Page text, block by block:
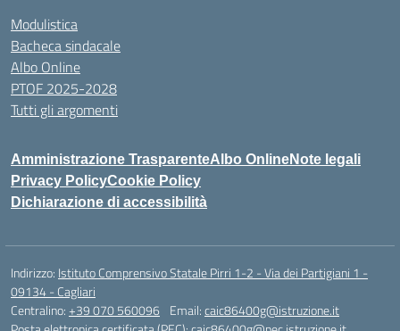
Modulistica
Bacheca sindacale
Albo Online
PTOF 2025-2028
Tutti gli argomenti
Amministrazione TrasparenteAlbo OnlineNote legali
Privacy PolicyCookie Policy
Dichiarazione di accessibilità
Indirizzo: Istituto Comprensivo Statale Pirri 1-2 - Via dei Partigiani 1 -
09134 - Cagliari
Centralino:+39 070 560096 Email:caic86400g@istruzione.it